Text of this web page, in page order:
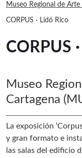
Museo Regional de
CORPUS · Lidó Rico
CORPUS
Museo
Cartagena
La exposición
y gran formato e
las salas del edificio